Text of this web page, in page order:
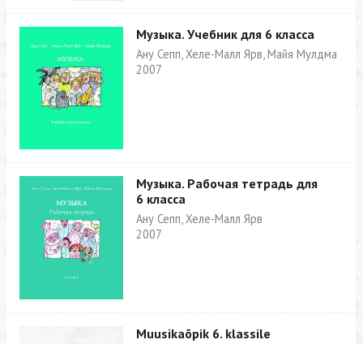
Музыка. Учебник для 6 класса
Ану Сепп, Хеле-Малл Ярв, Майя Мулдма
2007
Музыка. Рабочая тетрадь для
6 класса
Ану Сепп, Хеле-Малл Ярв
2007
Muusikaõpik 6. klassile